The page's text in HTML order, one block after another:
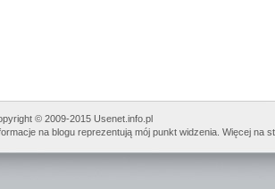
© 2009-2015 Usenet.info.pl
na blogu reprezentują mój punkt widzenia. Więcej na